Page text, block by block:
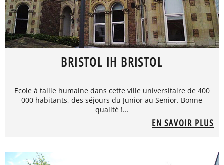
BRISTOL IH BRISTOL
Ecole à taille humaine dans cette ville universitaire de 400
000 habitants, des séjours du Junior au Senior. Bonne
qualité !...
EN SAVOIR PLUS